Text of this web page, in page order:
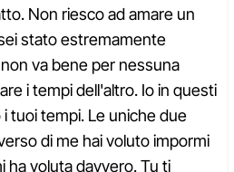
Non riesco ad amare un
stato estremamente
va bene per nessuna
i tempi dell'altro. Io in questi
tuoi tempi. Le uniche due
di me hai voluto impormi
ha voluta davvero. Tu ti